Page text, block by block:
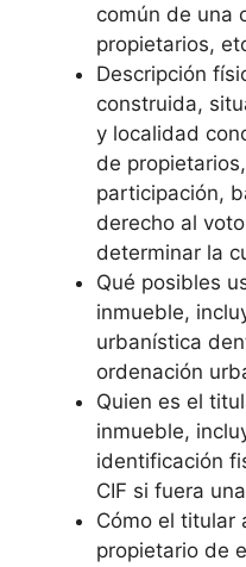
común de una
propietarios,
Descripción
construida,
y localidad
de
participación,
derecho al
determinar la
Qué posibles
inmueble,
urbanística
ordenación
Quien es el
inmueble,
identificación
CIF si fuera
Cómo el titular
propietario de